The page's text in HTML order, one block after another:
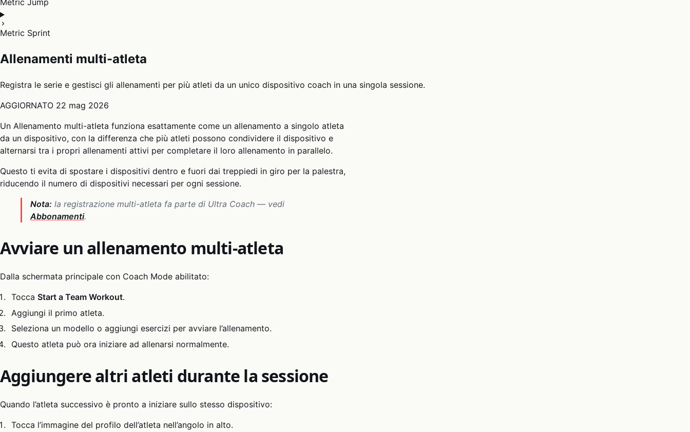
Metric Jump
Metric Sprint
Allenamenti multi-atleta
Registra le serie e gestisci gli allenamenti per più atleti da un unico dispositivo coach in una singola sessione.
AGGIORNATO 22 mag 2026
Un Allenamento multi-atleta funziona esattamente come un allenamento a singolo atleta
da un dispositivo, con la differenza che più atleti possono condividere il dispositivo e
alternarsi tra i propri allenamenti attivi per completare il loro allenamento in parallelo.
Questo ti evita di spostare i dispositivi dentro e fuori dai treppiedi in giro per la palestra,
riducendo il numero di dispositivi necessari per ogni sessione.
Nota: la registrazione multi-atleta fa parte di Ultra Coach — vedi
Abbonamenti.
Avviare un allenamento multi-atleta
Dalla schermata principale con Coach Mode abilitato:
ToccaStart a Team Workout.
Aggiungi il primo atleta.
Seleziona un modello o aggiungi esercizi per avviare l’allenamento.
Questo atleta può ora iniziare ad allenarsi normalmente.
Aggiungere altri atleti durante la sessione
Quando l’atleta successivo è pronto a iniziare sullo stesso dispositivo:
Tocca l’immagine del profilo dell’atleta nell’angolo in alto.